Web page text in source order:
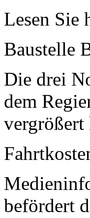
Lesen Sie
Baustelle
Die drei
dem
befördert